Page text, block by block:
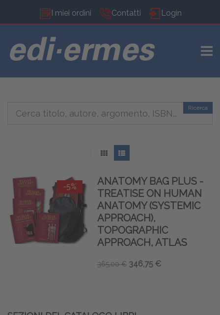
I miei ordini Contatti Login
Ricerca
-5%
ANATOMY BAG PLUS -
TREATISE ON HUMAN
ANATOMY (SYSTEMIC
APPROACH),
TOPOGRAPHIC
APPROACH, ATLAS
365,00 € 346,75 €